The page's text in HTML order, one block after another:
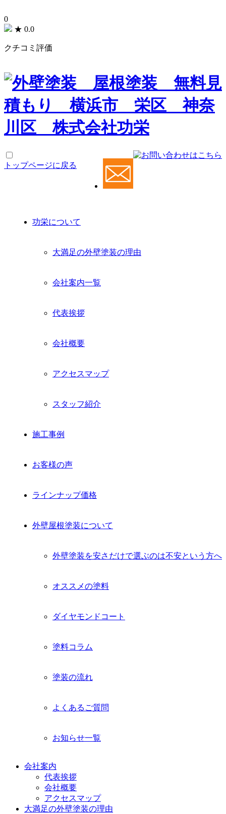
0
★ 0.0
クチコミ評価
功栄について
大満足の外壁塗装の理由
会社案内一覧
代表挨拶
会社概要
アクセスマップ
スタッフ紹介
施工事例
お客様の声
ラインナップ価格
外壁屋根塗装について
外壁塗装を安さだけで選ぶのは不安という方へ
オススメの塗料
ダイヤモンドコート
塗料コラム
塗装の流れ
よくあるご質問
お知らせ一覧
トップページに戻る
会社案内
代表挨拶
会社概要
アクセスマップ
大満足の外壁塗装の理由